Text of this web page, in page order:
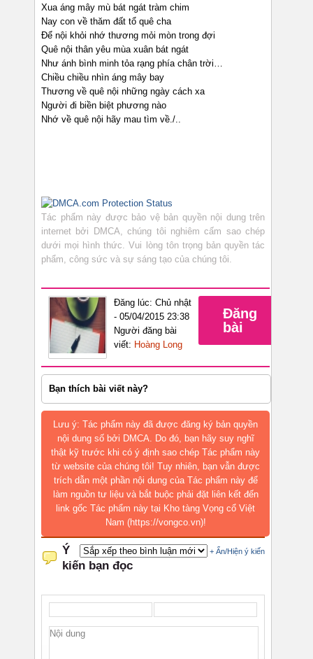
Xua áng mây mù bát ngát tràm chim
Nay con về thăm đất tổ quê cha
Để nội khỏi nhớ thương mỏi mòn trong đợi
Quê nội thân yêu mùa xuân bát ngát
Như ánh bình minh tỏa rạng phía chân trời…
Chiều chiều nhìn áng mây bay
Thương về quê nội những ngày cách xa
Người đi biền biệt phương nào
Nhớ về quê nội hãy mau tìm về./..
Tác phẩm này được bảo vệ bản quyền nội dung trên
internet bởi DMCA, chúng tôi nghiêm cấm sao chép
dưới mọi hình thức. Vui lòng tôn trọng bản quyền tác
phẩm, công sức và sự sáng tạo của chúng tôi.
Đăng lúc: Chủ nhật
- 05/04/2015 23:38
Người đăng bài
viết: Hoàng Long
Đăng
bài
Bạn thích bài viết này?
Lưu ý: Tác phẩm này đã được đăng ký bản quyền
nội dung số bởi DMCA. Do đó, bạn hãy suy nghĩ
thật kỹ trước khi có ý định sao chép Tác phẩm này
từ website của chúng tôi! Tuy nhiên, bạn vẫn được
trích dẫn một phần nội dung của Tác phẩm này để
làm nguồn tư liệu và bắt buộc phải đặt liên kết đến
link gốc Tác phẩm này tại Kho tàng Vọng cổ Việt
Nam (https://vongco.vn)!